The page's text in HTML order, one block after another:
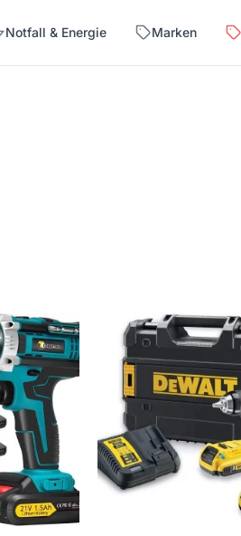
Notfall & Energie Marken